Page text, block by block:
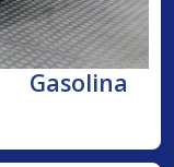
Gasolina